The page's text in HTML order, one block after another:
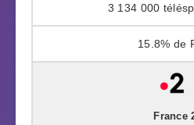
3 134 000
15.8%
France